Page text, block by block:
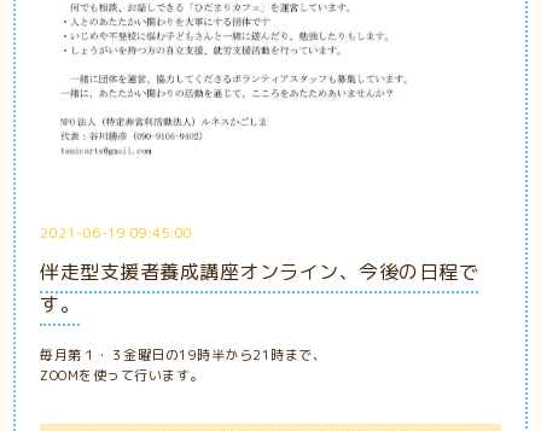
2021-06-19 09:45:00
伴走型支援者養成講座オンライン、今後の日程で
す。
毎月第１・３金曜日の19時半から21時まで、
ZOOMを使って行います。